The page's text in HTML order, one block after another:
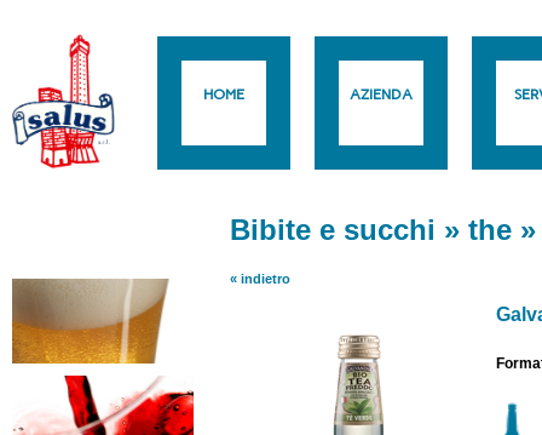
HOME AZIENDA
Bibite e succhi » the
« indietro